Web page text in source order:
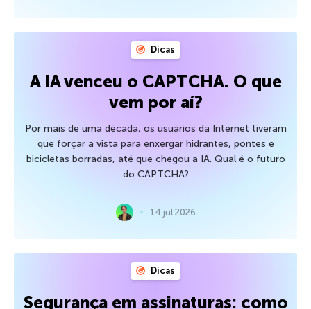
Dicas
A IA venceu o CAPTCHA. O que
vem por aí?
Por mais de uma década, os usuários da Internet tiveram
que forçar a vista para enxergar hidrantes, pontes e
bicicletas borradas, até que chegou a IA. Qual é o futuro
do CAPTCHA?
14 jul 2026
Dicas
Segurança em assinaturas: como